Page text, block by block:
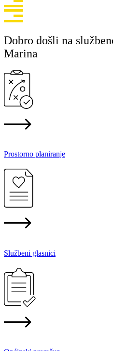
Dobro došli na
Marina
Prostorno planiranje
Službeni glasnici